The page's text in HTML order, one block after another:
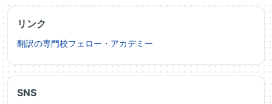
SNS
リンク
翻訳の専門校フェロー・アカデミー